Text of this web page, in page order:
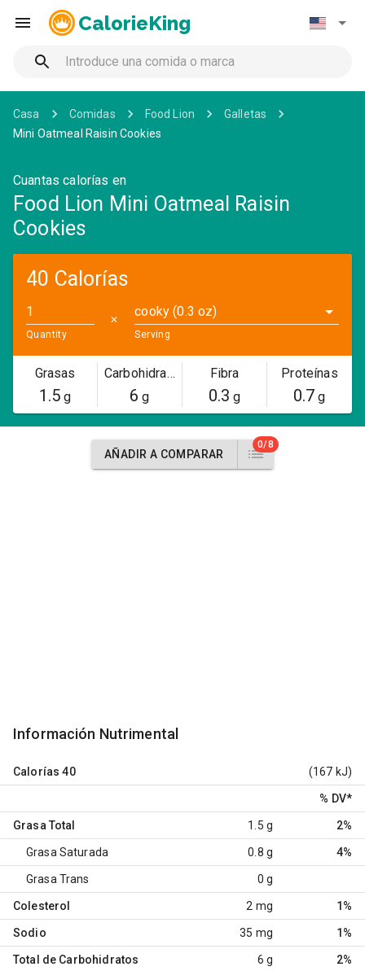
CalorieKing
Casa Comidas Food Lion
Galletas
Mini Oatmeal Raisin Cookies
Cuantas calorías en
Food Lion Mini Oatmeal Raisin
Cookies
40 Calorías
Quantity
✕
cooky (0.3 oz)
Serving
Grasas
1.5g
Carbohidratos
6 g
Fibra
0.3 g
Proteínas
0.7 g
AÑADIR A COMPARAR
0/8
Información Nutrimental
Calorías 40 (167 kJ)
% DV*
Grasa Total 1.5 g 2%
Grasa Saturada 0.8 g 4%
Grasa Trans 0 g
Colesterol 2 mg 1%
Sodio 35 mg 1%
Total de Carbohidratos 6 g 2%